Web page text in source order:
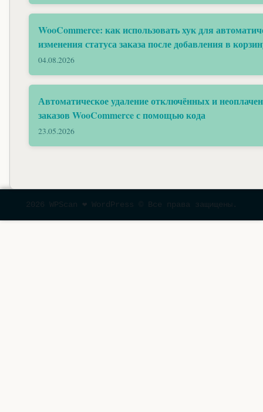
WooCommerce: как использовать хук для
изменения статуса заказа после добавления в
04.08.2026
Автоматическое удаление отключённых и
заказов WooCommerce с помощью кода
23.05.2026
2026 WPScan ❤ WordPress © Все права защищены.